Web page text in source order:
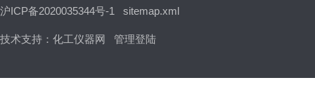
沪ICP备2020035344号-1 sitemap.xml
技术支持： 化工仪器网 管理登陆